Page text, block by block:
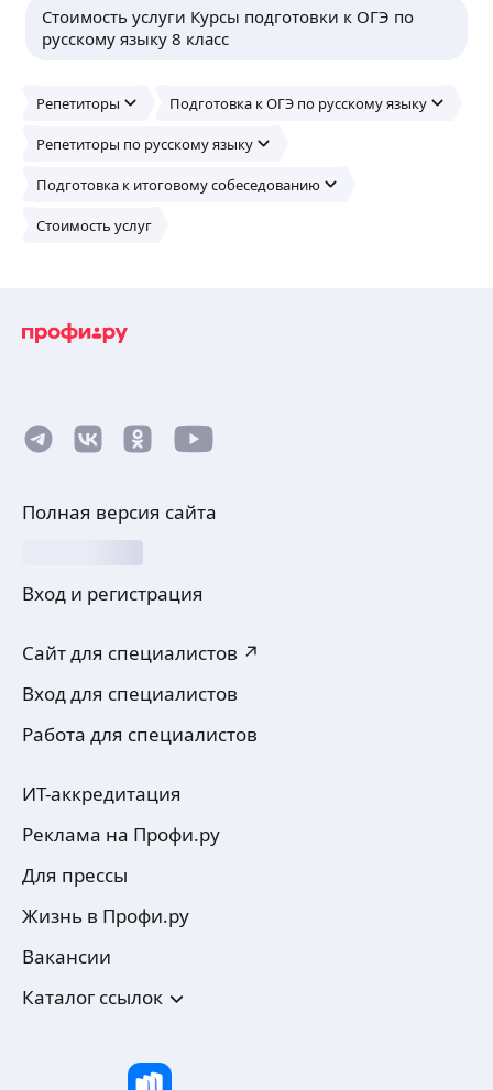
Стоимость услуги Курсы подготовки к ОГЭ по
русскому языку 8 класс
Репетиторы Подготовка к ОГЭ по русскому языку
Репетиторы по русскому языку
Подготовка к итоговому собеседованию
Стоимость услуг
Полная версия сайта
Вход и регистрация
Сайт для специалистов ↗
Вход для специалистов
Работа для специалистов
ИТ-аккредитация
Реклама на Профи.ру
Для прессы
Жизнь в Профи.ру
Вакансии
Каталог ссылок